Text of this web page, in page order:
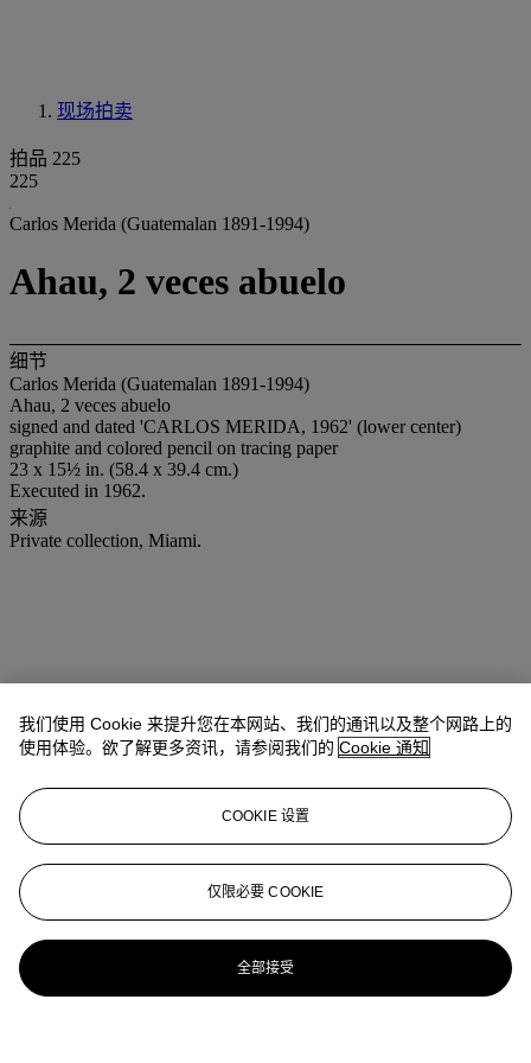
现场拍卖
拍品 225
225
Carlos Merida (Guatemalan 1891-1994)
Ahau, 2 veces abuelo
细节
Carlos Merida (Guatemalan 1891-1994)
Ahau, 2 veces abuelo
signed and dated 'CARLOS MERIDA, 1962' (lower center)
graphite and colored pencil on tracing paper
23 x 15½ in. (58.4 x 39.4 cm.)
Executed in 1962.
来源
Private collection, Miami.
我们使用 Cookie 来提升您在本网站、我们的通讯以及整个网路上的
使用体验。欲了解更多资讯，请参阅我们的 Cookie 通知
COOKIE 设置
仅限必要 COOKIE
全部接受